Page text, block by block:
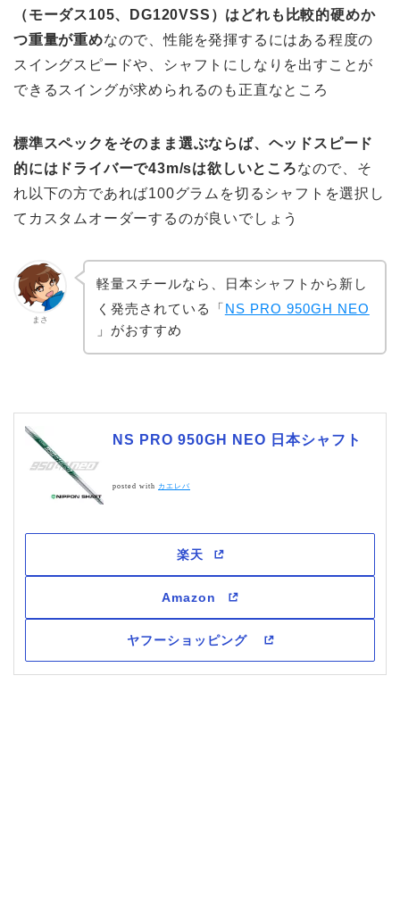
（モーダス105、DG120VSS）はどれも比較的硬めか
つ重量が重めなので、性能を発揮するにはある程度の
スイングスピードや、シャフトにしなりを出すことが
できるスイングが求められるのも正直なところ
標準スペックをそのまま選ぶならば、ヘッドスピード
的にはドライバーで43m/sは欲しいところなので、そ
れ以下の方であれば100グラムを切るシャフトを選択し
てカスタムオーダーするのが良いでしょう
まさ
軽量スチールなら、日本シャフトから新し
く発売されている「NS PRO 950GH NEO
」がおすすめ
NS PRO 950GH NEO 日本シャフト
posted with カエレバ